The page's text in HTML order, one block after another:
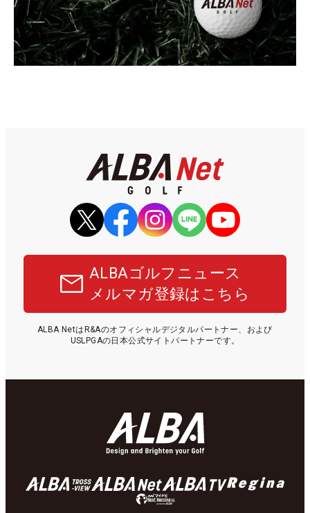
ALBAゴルフニュース
メルマガ登録はこちら
ALBA NetはR&Aのオフィシャルデジタルパートナー、および
USLPGAの日本公式サイトパートナーです。